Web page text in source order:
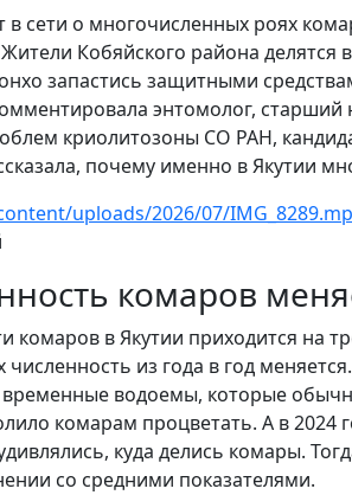
в сети о многочисленных роях
Кобяйского района
запастись защитными
энтомолог, старший
криолитозоны СО РАН,
почему именно в Якутии
uploads/2026/07/
комаров
комаров в Якутии приходится на
из года в год
временные водоемы, которые
комарам процветать. А в 2024
куда делись комары.
со средними показателями.